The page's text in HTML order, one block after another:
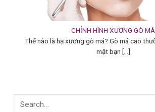
CHỈNH HÌNH XƯƠNG GÒ MÁ
Thế nào là hạ xương gò má? Gò má cao
mặt bạn [...]